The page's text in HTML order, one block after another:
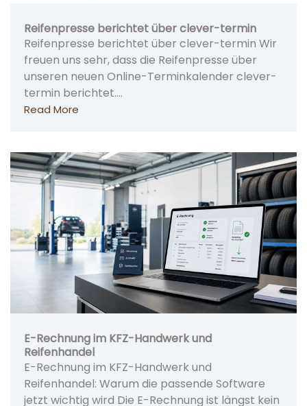
Reifenpresse berichtet über clever-termin
Reifenpresse berichtet über clever-termin Wir
freuen uns sehr, dass die Reifenpresse über
unseren neuen Online-Terminkalender clever-
termin berichtet.…
Read More
E-Rechnung im KFZ-Handwerk und
Reifenhandel
E-Rechnung im KFZ-Handwerk und
Reifenhandel: Warum die passende Software
jetzt wichtig wird Die E-Rechnung ist längst kein